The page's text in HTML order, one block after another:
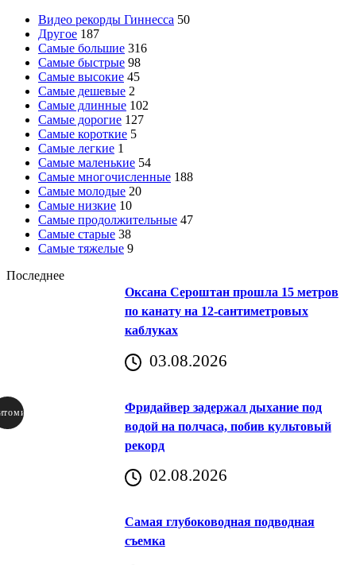
Видео рекорды Гиннесса 50
Другое 187
Самые большие 316
Самые быстрые 98
Самые высокие 45
Самые дешевые 2
Самые длинные 102
Самые дорогие 127
Самые короткие 5
Самые легкие 1
Самые маленькие 54
Самые многочисленные 188
Самые молодые 20
Самые низкие 10
Самые продолжительные 47
Самые старые 38
Самые тяжелые 9
Последнее
Оксана Сероштан прошла 15 метров
по канату на 12-сантиметровых
каблуках
03.08.2026
Фридайвер задержал дыхание под
водой на полчаса, побив культовый
рекорд
02.08.2026
Самая глубоководная подводная
съемка